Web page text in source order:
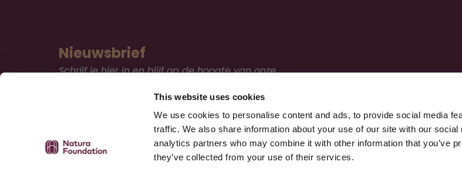
This website uses cookies
We use cookies to personalise content and ads, to provide social media
traffic. We also share information about your use of our site with our social
analytics partners who may combine it with other information that you’ve
they’ve collected from your use of their services.
Nieuwsbrief
Schrijf je hier in en blijf op de hoogte van onze
Inschrijven